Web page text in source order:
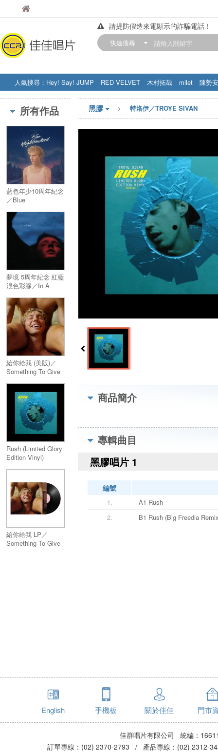
佳佳唱片
請提防假造來電顯示的詐騙電話！
【中華門市營業時間調整公告】
快速搜尋
人氣搜尋： Hey! Say! JUMP RED VELVET 木村拓哉 milet
陳勢安
STRAY KIDS
盧廣仲 周杰伦
所有作品
藍色年少10周年紀念
／Blue
Anniversary Edition
夢境 5周年紀念 紅藍
混色彩膠／In A
Anniversary (Red &
Blue Swirl Vinyl)
給你給我 (美版)／
Something To Give
Rush (Limited Glory
Edition Vinyl)
給你給我 LP／
Something To Give
黑膠 特洛伊／TROYE SIVAN
商品簡介
專輯曲目
黑膠唱片 1
編號
1.
A1 Rush
2.
B1 Rush (Big Freedia
English 手機板 關於佳佳 門市
佳群唱片有限公司 統編：
訂單專線：(02) 2370-2793 / 產品專線：(02)